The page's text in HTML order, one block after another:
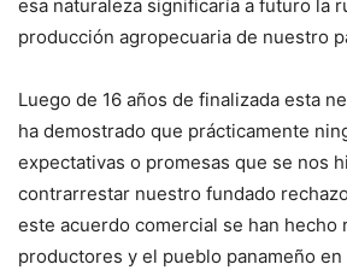
esa naturaleza significaría a futuro la
producción agropecuaria de nuestro
Luego de 16 años de finalizada esta
ha demostrado que prácticamente
expectativas o promesas que se nos
contrarrestar nuestro fundado
este acuerdo comercial se han hecho
productores y el pueblo panameño